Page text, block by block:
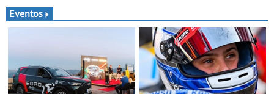
eletrificação e criação de
valor
Eventos